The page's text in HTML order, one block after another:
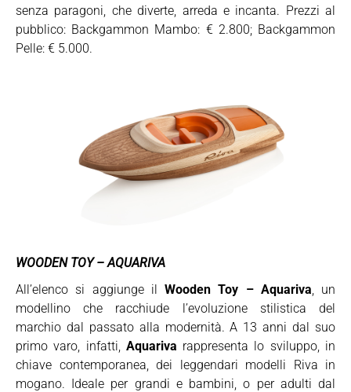
senza paragoni, che diverte, arreda e incanta. Prezzi al
pubblico: Backgammon Mambo: € 2.800; Backgammon
Pelle: € 5.000.
WOODEN TOY – AQUARIVA
All’elenco si aggiunge il Wooden Toy – Aquariva, un
modellino che racchiude l’evoluzione stilistica del
marchio dal passato alla modernità. A 13 anni dal suo
primo varo, infatti, Aquariva rappresenta lo sviluppo, in
chiave contemporanea, dei leggendari modelli Riva in
mogano. Ideale per grandi e bambini, o per adulti dal